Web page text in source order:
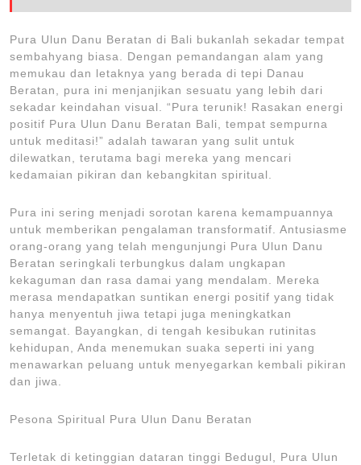
Pura Ulun Danu Beratan di Bali bukanlah sekadar tempat
sembahyang biasa. Dengan pemandangan alam yang
memukau dan letaknya yang berada di tepi Danau
Beratan, pura ini menjanjikan sesuatu yang lebih dari
sekadar keindahan visual. “Pura terunik! Rasakan energi
positif Pura Ulun Danu Beratan Bali, tempat sempurna
untuk meditasi!” adalah tawaran yang sulit untuk
dilewatkan, terutama bagi mereka yang mencari
kedamaian pikiran dan kebangkitan spiritual.
Pura ini sering menjadi sorotan karena kemampuannya
untuk memberikan pengalaman transformatif. Antusiasme
orang-orang yang telah mengunjungi Pura Ulun Danu
Beratan seringkali terbungkus dalam ungkapan
kekaguman dan rasa damai yang mendalam. Mereka
merasa mendapatkan suntikan energi positif yang tidak
hanya menyentuh jiwa tetapi juga meningkatkan
semangat. Bayangkan, di tengah kesibukan rutinitas
kehidupan, Anda menemukan suaka seperti ini yang
menawarkan peluang untuk menyegarkan kembali pikiran
dan jiwa.
Pesona Spiritual Pura Ulun Danu Beratan
Terletak di ketinggian dataran tinggi Bedugul, Pura Ulun